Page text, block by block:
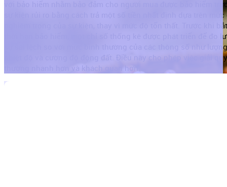
với bảo hiểm nhằm bảo đảm cho người mua được bảo hiểm
sự kiện rủi ro bằng cách trả một số tiền nhất định dựa trên mức
nghiêm trọng của sự kiện, thay vì mức độ tổn thất. Trước khi
thời hạn bảo hiểm, một chỉ số thống kê được phát triển để đo
sự sai lệch so với mức bình thường của các thông số như
nhiệt độ và cường độ động đất. Điều này cho phép việc giải